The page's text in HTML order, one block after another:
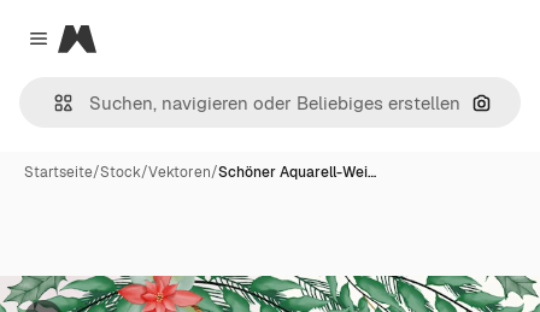
Close menu
Magnific
Nach
Startseite/Stock/Vektoren/Schöner Aquarell-Wei…